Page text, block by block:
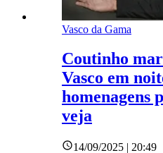
Vasco da Gama
Coutinho
Vasco em
homenagens
veja
14/09/2025 | 20:49